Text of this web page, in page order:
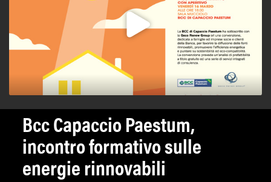
Bcc Capaccio Paestum,
incontro formativo sulle
energie rinnovabili